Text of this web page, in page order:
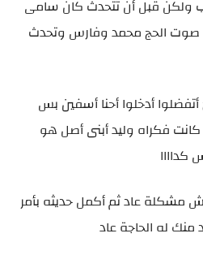
ولكن قبل أن تتحدث كان سامى
صوت الحج محمد وفارس وتحدث
أدخلوا أحنا أسفين بس
فكراه وليد أبنى أصل هو
مشكلة عاد ثم أكمل حديثه بأمر
منك له الحاجة عاد